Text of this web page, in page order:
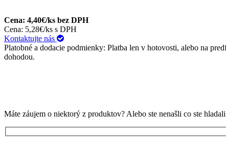
Cena: 4,40€/ks bez DPH
Cena: 5,28€/ks s DPH
Kontaktujte nás
Platobné a dodacie podmienky: Platba len v hotovosti, alebo na
dohodou.
Máte záujem o niektorý z produktov? Alebo ste nenašli co ste